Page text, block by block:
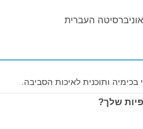
העברית
ותוכנית לאיכות הסביבה.
שלך?